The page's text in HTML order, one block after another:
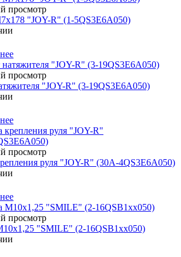
просмотр
"JOY-R" (1-5QS3E6A050)
просмотр
"JOY-R" (3-19QS3E6A050)
просмотр
руля "JOY-R" (30А-4QS3E6A050)
просмотр
"SMILE" (2-16QSB1xx050)